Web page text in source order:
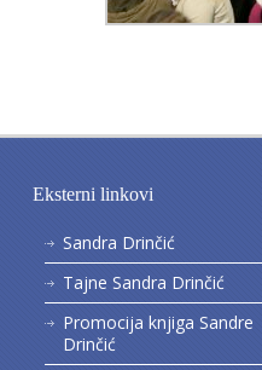
Eksterni linkovi
Sandra Drinčić
Tajne Sandra Drinčić
Promocija knjiga Sandre
Drinčić